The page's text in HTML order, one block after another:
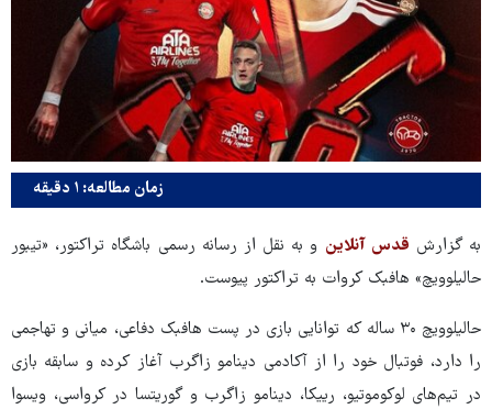
زمان مطالعه: ۱ دقیقه
به گزارش قدس آنلاین و به نقل از رسانه رسمی باشگاه تراکتور، «تیبور
حالیلوویچ» هافبک کروات به تراکتور پیوست.
حالیلوویچ ۳۰ ساله که توانایی بازی در پست هافبک دفاعی، میانی و تهاجمی
را دارد، فوتبال خود را از آکادمی دینامو زاگرب آغاز کرده و سابقه بازی
در تیم‌های لوکوموتیو، رییکا، دینامو زاگرب و گوریتسا در کرواسی، ویسوا